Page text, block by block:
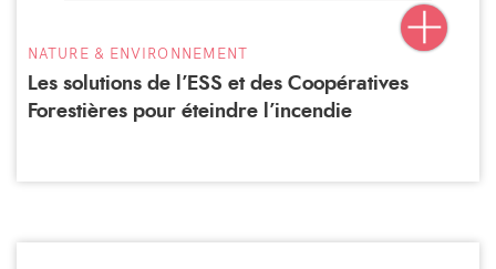
NATURE & ENVIRONNEMENT
Les solutions de l’ESS et des Coopératives
Forestières pour éteindre l’incendie